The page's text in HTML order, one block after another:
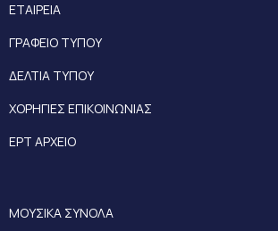
ΕΤΑΙΡΕΙΑ
ΓΡΑΦΕΙΟ ΤΥΠΟΥ
ΔΕΛΤΙΑ ΤΥΠΟΥ
ΧΟΡΗΓΙΕΣ ΕΠΙΚΟΙΝΩΝΙΑΣ
ΕΡΤ ΑΡΧΕΙΟ
ΜΟΥΣΙΚΑ ΣΥΝΟΛΑ